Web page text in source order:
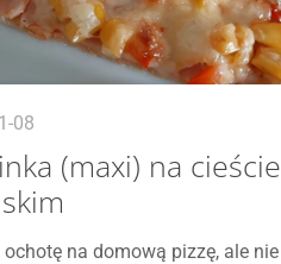
08
(maxi) na cieście
ochotę na domową pizzę, ale nie